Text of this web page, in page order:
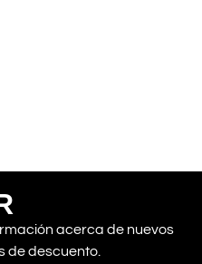
acerca de nuevos
de descuento.